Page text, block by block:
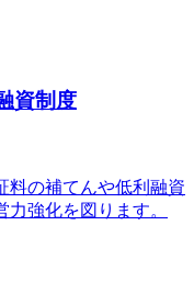
資制度
料の補てんや低利融資
強化を図ります。